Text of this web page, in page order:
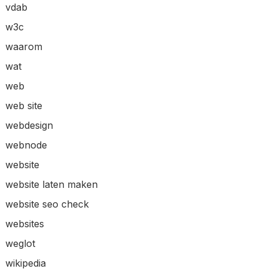
vdab
w3c
waarom
wat
web
web site
webdesign
webnode
website
website laten maken
website seo check
websites
weglot
wikipedia